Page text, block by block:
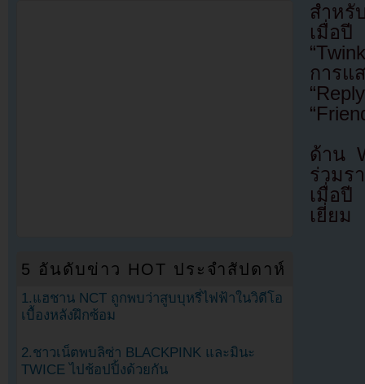
สำหรั
เมื่อปี
การแ
ด้าน
ร่วมร
เมื่อปี
เยี่ยม
5 อันดับข่าว HOT ประจำสัปดาห์
1.แฮชาน NCT ถูกพบว่าสูบบุหรี่ไฟฟ้าในวิดีโอ
เบื้องหลังฝึกซ้อม
2.ชาวเน็ตพบลิซ่า BLACKPINK และมินะ
TWICE ไปช้อปปิ้งด้วยกัน